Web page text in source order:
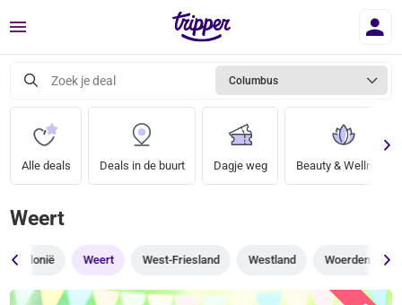
Menu
Zoek je deal Columbus
Alle deals Deals in de buurt Dagje weg Beauty & Wellness
Weert
Wallonië Weert West-Friesland Westland Woerden